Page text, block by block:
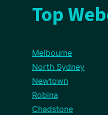
Top
Melbourne
North Sydney
Newtown
Robina
Chadstone